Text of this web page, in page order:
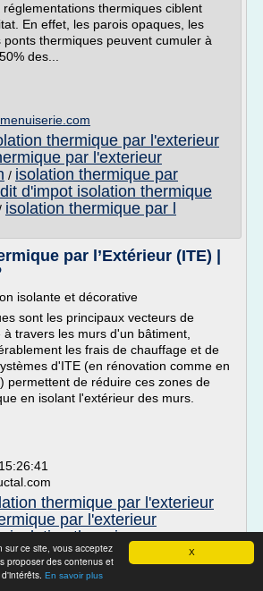
X
sur ce site, vous acceptez
proposer des contenus et
En savoir plus
thermiques ciblent
En effet, les parois opaques, les
ponts thermiques peuvent cumuler à
des...
thermique par l'exterieur
par l'exterieur
/ isolation thermique par
d'impot isolation thermique
isolation thermique par l
par l’Extérieur (ITE) |
isolante et décorative
sont les principaux vecteurs de
travers les murs d'un bâtiment,
les frais de chauffage et de
d'ITE (en rénovation comme en
permettent de réduire ces zones de
en isolant l'extérieur des murs.
thermique par l'exterieur
par l'exterieur
isolation thermique par
thermique par l exterieur
des murs exterieurs